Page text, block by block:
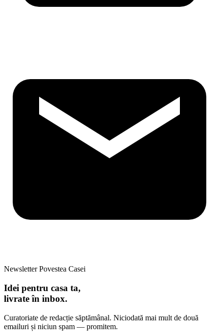
Newsletter Povestea Casei
Idei pentru casa ta,
livrate în inbox.
Curatoriate de redacție săptămânal. Niciodată mai mult de două
emailuri și niciun spam — promitem.